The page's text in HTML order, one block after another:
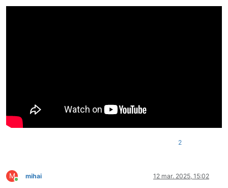
2
M
Conectat
mihai 12 mar. 2025, 15:02